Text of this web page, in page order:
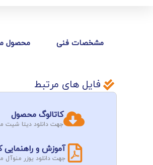
مشخصات فنی محصول
فایل های مرتبط
کاتالوگ محصول
جهت دانلود دیتا شیت
آموزش و راهنمایی
جهت دانلود یوزر